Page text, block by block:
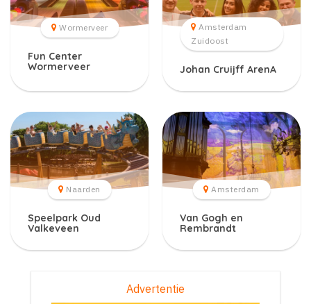
Wormerveer
Fun Center
Wormerveer
Amsterdam
Zuidoost
Johan Cruijff ArenA
Naarden
Speelpark Oud
Valkeveen
Amsterdam
Van Gogh en
Rembrandt
Advertentie